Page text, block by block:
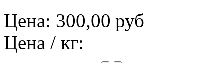
Цена: 300,00 руб
Цена / кг: